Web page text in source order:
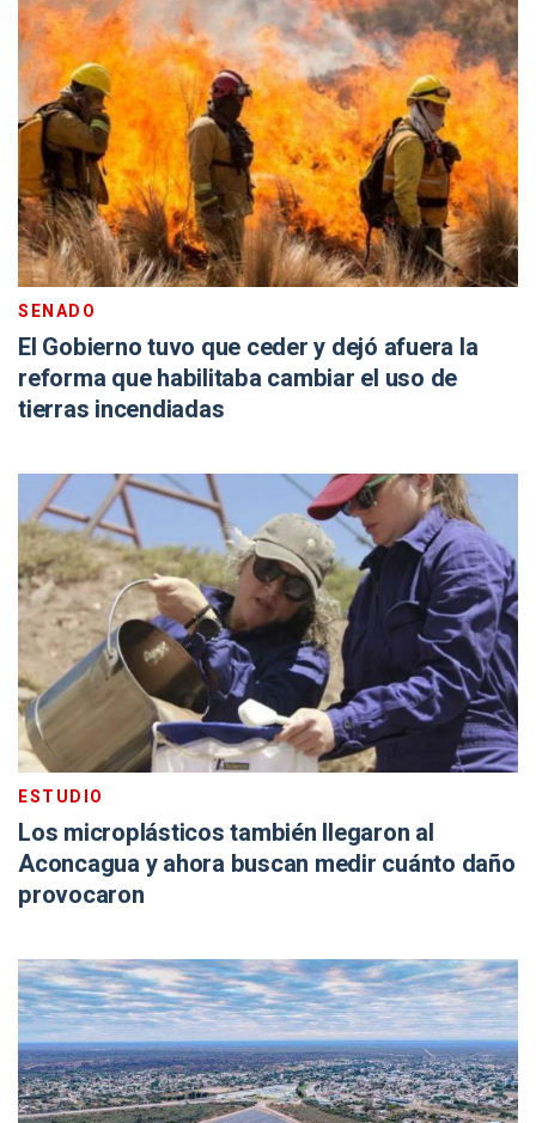
SENADO
El Gobierno tuvo que ceder y dejó afuera la
reforma que habilitaba cambiar el uso de
tierras incendiadas
ESTUDIO
Los microplásticos también llegaron al
Aconcagua y ahora buscan medir cuánto daño
provocaron